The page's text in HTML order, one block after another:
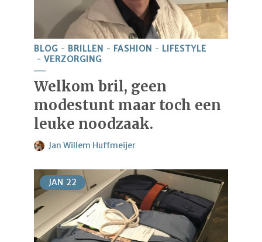
BLOG BRILLEN FASHION
LIFESTYLE
VERZORGING
Welkom bril, geen
modestunt maar toch een
leuke noodzaak.
Jan Willem Huffmeijer
JAN 22